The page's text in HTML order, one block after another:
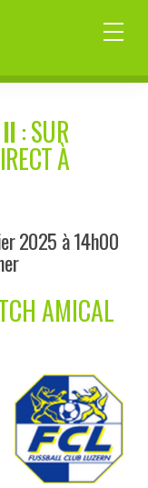
: SUR
À
2025 à 14h00
AMICAL